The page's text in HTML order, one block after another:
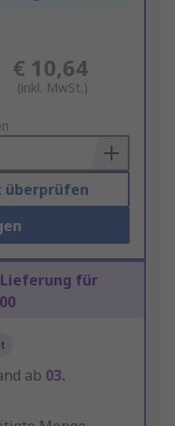
€ 10,64
(inkl. MwSt.)
Lieferung für
ab 03.